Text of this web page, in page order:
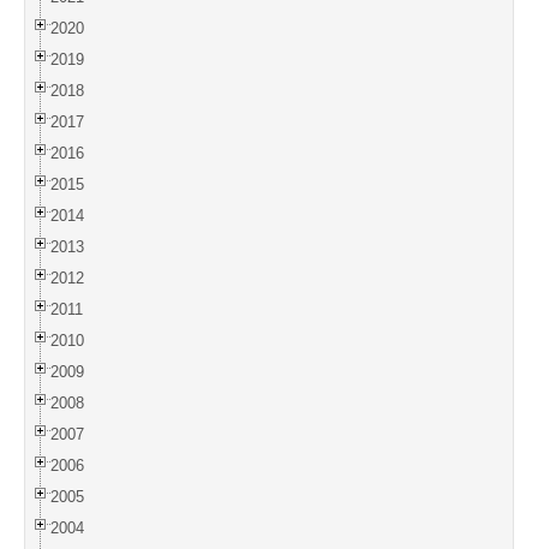
2020
2019
2018
2017
2016
2015
2014
2013
2012
2011
2010
2009
2008
2007
2006
2005
2004